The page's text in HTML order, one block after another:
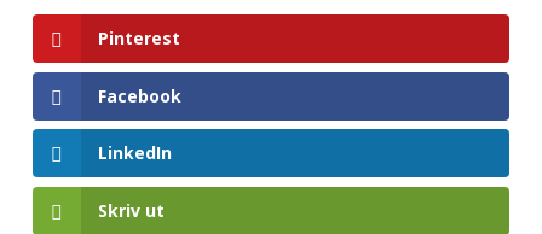
Pinterest
Facebook
LinkedIn
Skriv ut